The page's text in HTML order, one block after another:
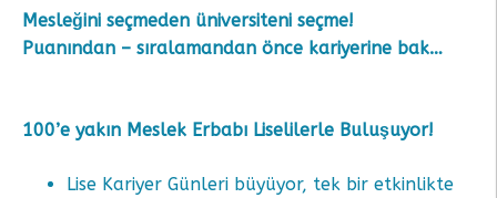
Mesleğini seçmeden üniversiteni seçme!
Puanından – sıralamandan önce kariyerine bak…
100’e yakın Meslek Erbabı Liselilerle Buluşuyor!
Lise Kariyer Günleri büyüyor, tek bir etkinlikte